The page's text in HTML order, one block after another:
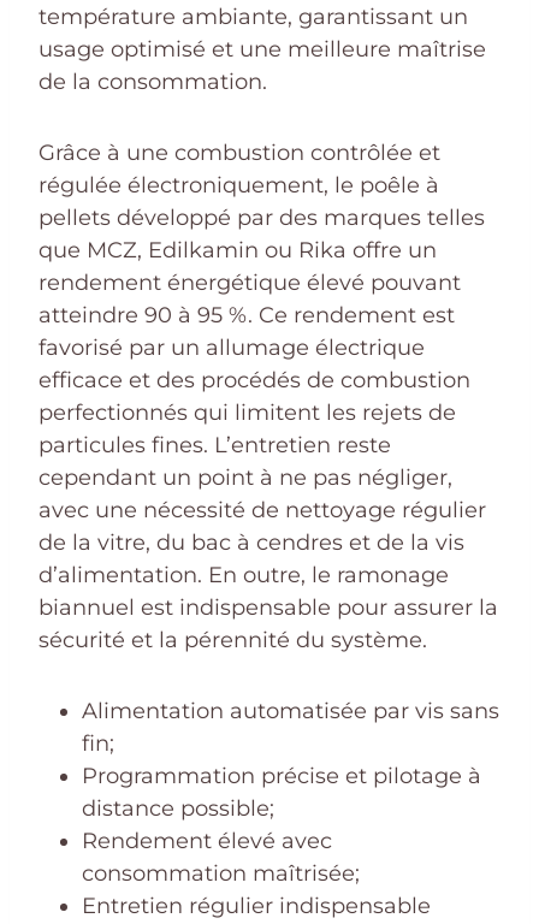
température ambiante, garantissant un
usage optimisé et une meilleure maîtrise
de la consommation.
Grâce à une combustion contrôlée et
régulée électroniquement, le poêle à
pellets développé par des marques telles
que MCZ, Edilkamin ou Rika offre un
rendement énergétique élevé pouvant
atteindre 90 à 95 %. Ce rendement est
favorisé par un allumage électrique
efficace et des procédés de combustion
perfectionnés qui limitent les rejets de
particules fines. L’entretien reste
cependant un point à ne pas négliger,
avec une nécessité de nettoyage régulier
de la vitre, du bac à cendres et de la vis
d’alimentation. En outre, le ramonage
biannuel est indispensable pour assurer la
sécurité et la pérennité du système.
Alimentation automatisée par vis sans
fin;
Programmation précise et pilotage à
distance possible;
Rendement élevé avec
consommation maîtrisée;
Entretien régulier indispensable